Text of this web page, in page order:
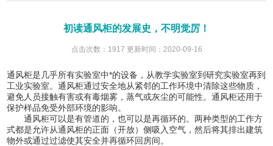
初读通风柜的发展史，不明觉厉！
点击次数：1917 更新时间：2020-09-16
通风柜是几乎所有实验室中*的设备，从教学实验室到研究实验室再到
工业实验室。通风柜通过安全地从紧邻的工作环境中清除这些物质，
避免人员接触有害或有毒烟雾，蒸气或灰尘的可能性。通风柜还用于
保护样品免受外部环境的影响。
通风柜可以是有管道的，也可以是再循环的。两种类型的工作方
式都是允许从通风柜的正面（开放）侧吸入空气，然后将其排出建筑
物外或通过过滤使其安全并再循环回房间。